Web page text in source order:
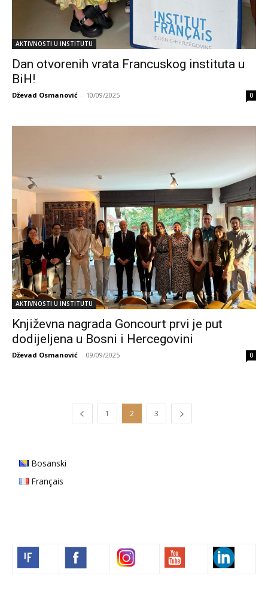
AKTIVNOSTI U INSTITUTU
Dan otvorenih vrata Francuskog instituta u
BiH!
Dževad Osmanović - 10/09/2025 0
AKTIVNOSTI U INSTITUTU
Književna nagrada Goncourt prvi je put
dodijeljena u Bosni i Hercegovini
Dževad Osmanović - 09/09/2025 0
1 2 3
Bosanski
Français